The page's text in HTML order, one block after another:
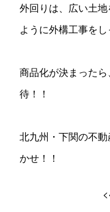
外回りは、広い土
ように外構工事をし
商品化が決まった
待！！
北九州・下関の不
かせ！！